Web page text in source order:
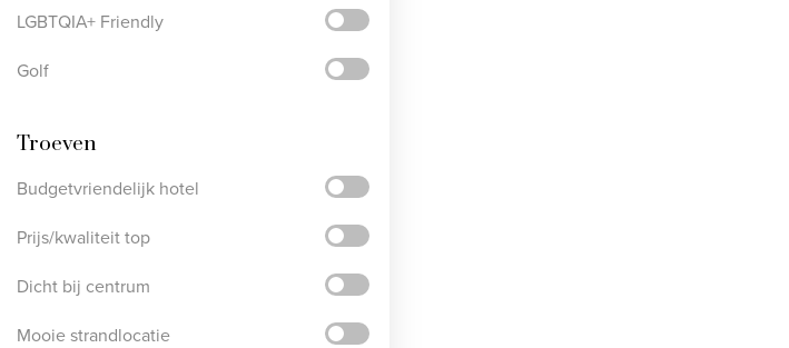
LGBTQIA+ Friendly
Golf
Troeven
Budgetvriendelijk hotel
Prijs/kwaliteit top
Dicht bij centrum
Mooie strandlocatie